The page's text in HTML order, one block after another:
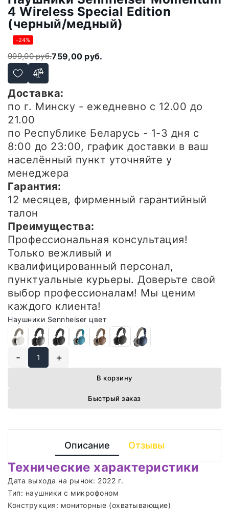
4 Wireless Special Edition
(черный/медный)
-24%
999,00 руб.759,00 руб.
Доставка:
по г. Минску - ежедневно с 12.00 до
21.00
по Республике Беларусь - 1-3 дня с
8:00 до 23:00, график доставки в ваш
населённый пункт уточняйте у
менеджера
Гарантия:
12 месяцев, фирменный гарантийный
талон
Преимущества:
Профессиональная консультация!
Только вежливый и
квалифицированный персонал,
пунктуальные курьеры. Доверьте свой
выбор профессионалам! Мы ценим
каждого клиента!
Наушники Sennheiser цвет
- +
В корзину
Быстрый заказ
Описание Отзывы
Технические характеристики
Дата выхода на рынок: 2022 г.
Тип: наушники с микрофоном
Конструкция: мониторные (охватывающие)